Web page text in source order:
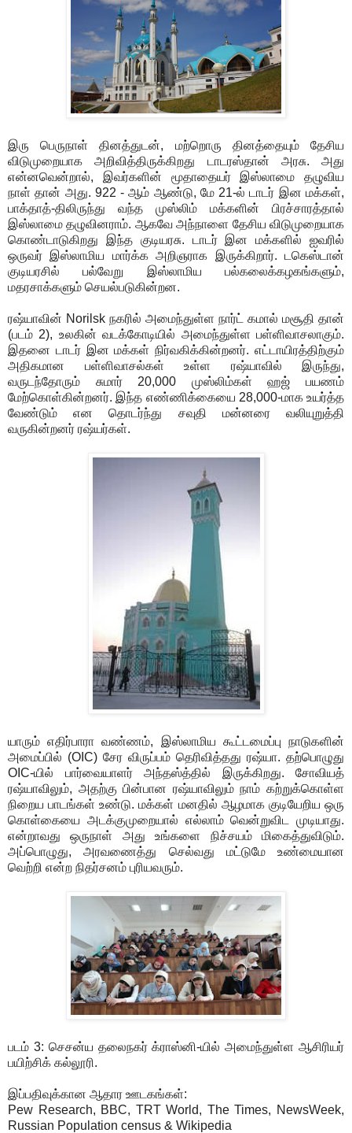
இரு பெருநாள் தினத்துடன், மற்றொரு தினத்தையும் தேசிய
விடுமுறையாக அறிவித்திருக்கிறது டாடரஸ்தான் அரசு. அது
என்னவென்றால், இவர்களின் மூதாதையர் இஸ்லாமை தழுவிய
நாள் தான் அது. 922 - ஆம் ஆண்டு, மே 21-ல் டாடர் இன மக்கள்,
பாக்தாத்-திலிருந்து வந்த முஸ்லிம் மக்களின் பிரச்சாரத்தால்
இஸ்லாமை தழுவினராம். ஆகவே அந்நாளை தேசிய விடுமுறையாக
கொண்டாடுகிறது இந்த குடியரசு. டாடர் இன மக்களில் ஐவரில்
ஒருவர் இஸ்லாமிய மார்க்க அறிஞராக இருக்கிறார். டகெஸ்டான்
குடியரசில் பல்வேறு இஸ்லாமிய பல்கலைக்கழகங்களும்,
மதரசாக்களும் செயல்படுகின்றன.
ரஷ்யாவின் Norilsk நகரில் அமைந்துள்ள நார்ட் கமால் மசூதி தான்
(படம் 2), உலகின் வடக்கோடியில் அமைந்துள்ள பள்ளிவாசலாகும்.
இதனை டாடர் இன மக்கள் நிர்வகிக்கின்றனர். எட்டாயிரத்திற்கும்
அதிகமான பள்ளிவாசல்கள் உள்ள ரஷ்யாவில் இருந்து,
வருடந்தோரும் சுமார் 20,000 முஸ்லிம்கள் ஹஜ் பயணம்
மேற்கொள்கின்றனர். இந்த எண்ணிக்கையை 28,000-மாக உயர்த்த
வேண்டும் என தொடர்ந்து சவுதி மன்னரை வலியுறுத்தி
வருகின்றனர் ரஷ்யர்கள்.
யாரும் எதிர்பாரா வண்ணம், இஸ்லாமிய கூட்டமைப்பு நாடுகளின்
அமைப்பில் (OIC) சேர விருப்பம் தெரிவித்தது ரஷ்யா. தற்பொழுது
OIC-யில் பார்வையாளர் அந்தஸ்த்தில் இருக்கிறது. சோவியத்
ரஷ்யாவிலும், அதற்கு பின்பான ரஷ்யாவிலும் நாம் கற்றுக்கொள்ள
நிறைய பாடங்கள் உண்டு. மக்கள் மனதில் ஆழமாக குடியேறிய ஒரு
கொள்கையை அடக்குமுறையால் எல்லாம் வென்றுவிட முடியாது.
என்றாவது ஒருநாள் அது உங்களை நிச்சயம் மிகைத்துவிடும்.
அப்பொழுது, அரவணைத்து செல்வது மட்டுமே உண்மையான
வெற்றி என்ற நிதர்சனம் புரியவரும்.
படம் 3: செசன்ய தலைநகர் க்ராஸ்னி-யில் அமைந்துள்ள ஆசிரியர்
பயிற்சிக் கல்லூரி.
இப்பதிவுக்கான ஆதார ஊடகங்கள்:
Pew Research, BBC, TRT World, The Times, NewsWeek,
Russian Population census & Wikipedia